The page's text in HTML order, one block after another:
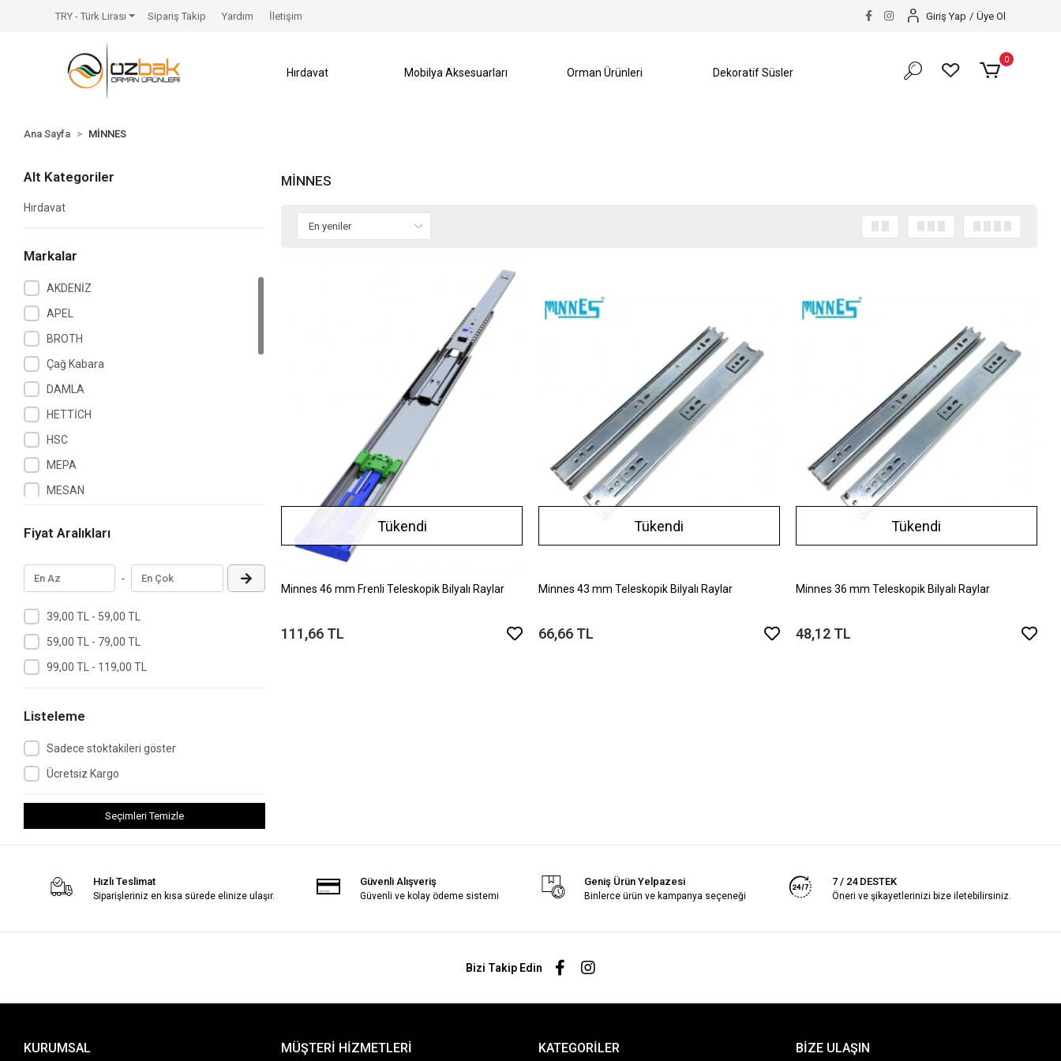
TRY - Türk Lirası Sipariş Takip Yardım İletişim Giriş Yap / Üye Ol
Hırdavat Mobilya Aksesuarları Orman Ürünleri Dekoratif Süsler
0
Ana Sayfa MİNNES
Alt Kategoriler
Hırdavat
Markalar
AKDENİZ
APEL
BROTH
Çağ Kabara
DAMLA
HETTİCH
HSC
MEPA
MESAN
NOBEL
OSENA
ÖZBAK
ÖZLEM
PABLO
Piton
SAMET
Somafix
STARWOOD
Ünlü Tasarım
Fiyat Aralıkları
-
39,00 TL - 59,00 TL
59,00 TL - 79,00 TL
99,00 TL - 119,00 TL
Listeleme
Sadece stoktakileri göster
Ücretsiz Kargo
Seçimleri Temizle
MİNNES
Tükendi
Minnes 46 mm Frenli Teleskopik Bilyalı Raylar
111,66 TL
Tükendi
Minnes 43 mm Teleskopik Bilyalı Raylar
66,66 TL
Tükendi
Minnes 36 mm Teleskopik Bilyalı Raylar
48,12 TL
Hızlı Teslimat
Siparişleriniz en kısa sürede elinize ulaşır.
Güvenli Alışveriş
Güvenli ve kolay ödeme sistemi
Geniş Ürün Yelpazesi
Binlerce ürün ve kampanya seçeneği
7 / 24 DESTEK
Öneri ve şikayetlerinizi bize iletebilirsiniz.
Bizi Takip Edin
KURUMSAL MÜŞTERİ HİZMETLERİ KATEGORİLER BİZE ULAŞIN